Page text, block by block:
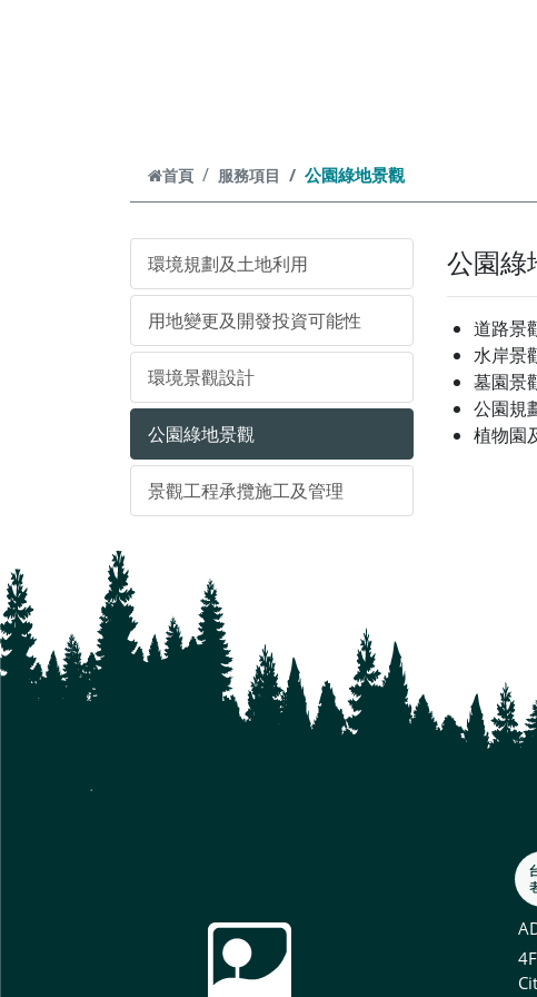
首頁 服務項目 公園綠地景觀
環境規劃及土地利用
用地變更及開發投資可能性
環境景觀設計
公園綠地景觀
景觀工程承攬施工及管理
公園綠
道路景
水岸景
墓園景
公園規
植物園